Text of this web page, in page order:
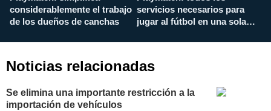
considerablemente el trabajo
de los dueños de canchas
servicios necesarios para
jugar al fútbol en una sola
Noticias relacionadas
Se elimina una importante restricción a la
importación de vehículos